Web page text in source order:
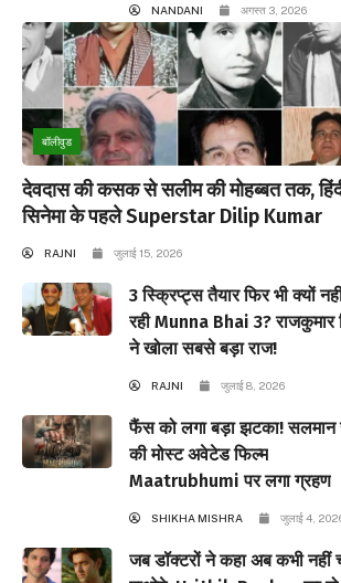
NANDANI अगस्त 3, 2026
बॉलीवुड
देवदास की कसक से सलीम की मोहब्बत तक,
सिनेमा के पहले Superstar Dilip Kumar
RAJNI जुलाई 15, 2026
3 स्क्रिप्ट्स तैयार फिर भी क्यों
रही Munna Bhai 3? राजकुमार
ने खोला सबसे बड़ा राज!
RAJNI जुलाई 8, 2026
फैंस को लगा बड़ा झटका! सलमान
की मोस्ट अवेटेड फिल्म
Maatrubhumi पर लगा ग्रहण
SHIKHA MISHRA जुलाई 4,
जब डॉक्टरों ने कहा अब कभी नहीं